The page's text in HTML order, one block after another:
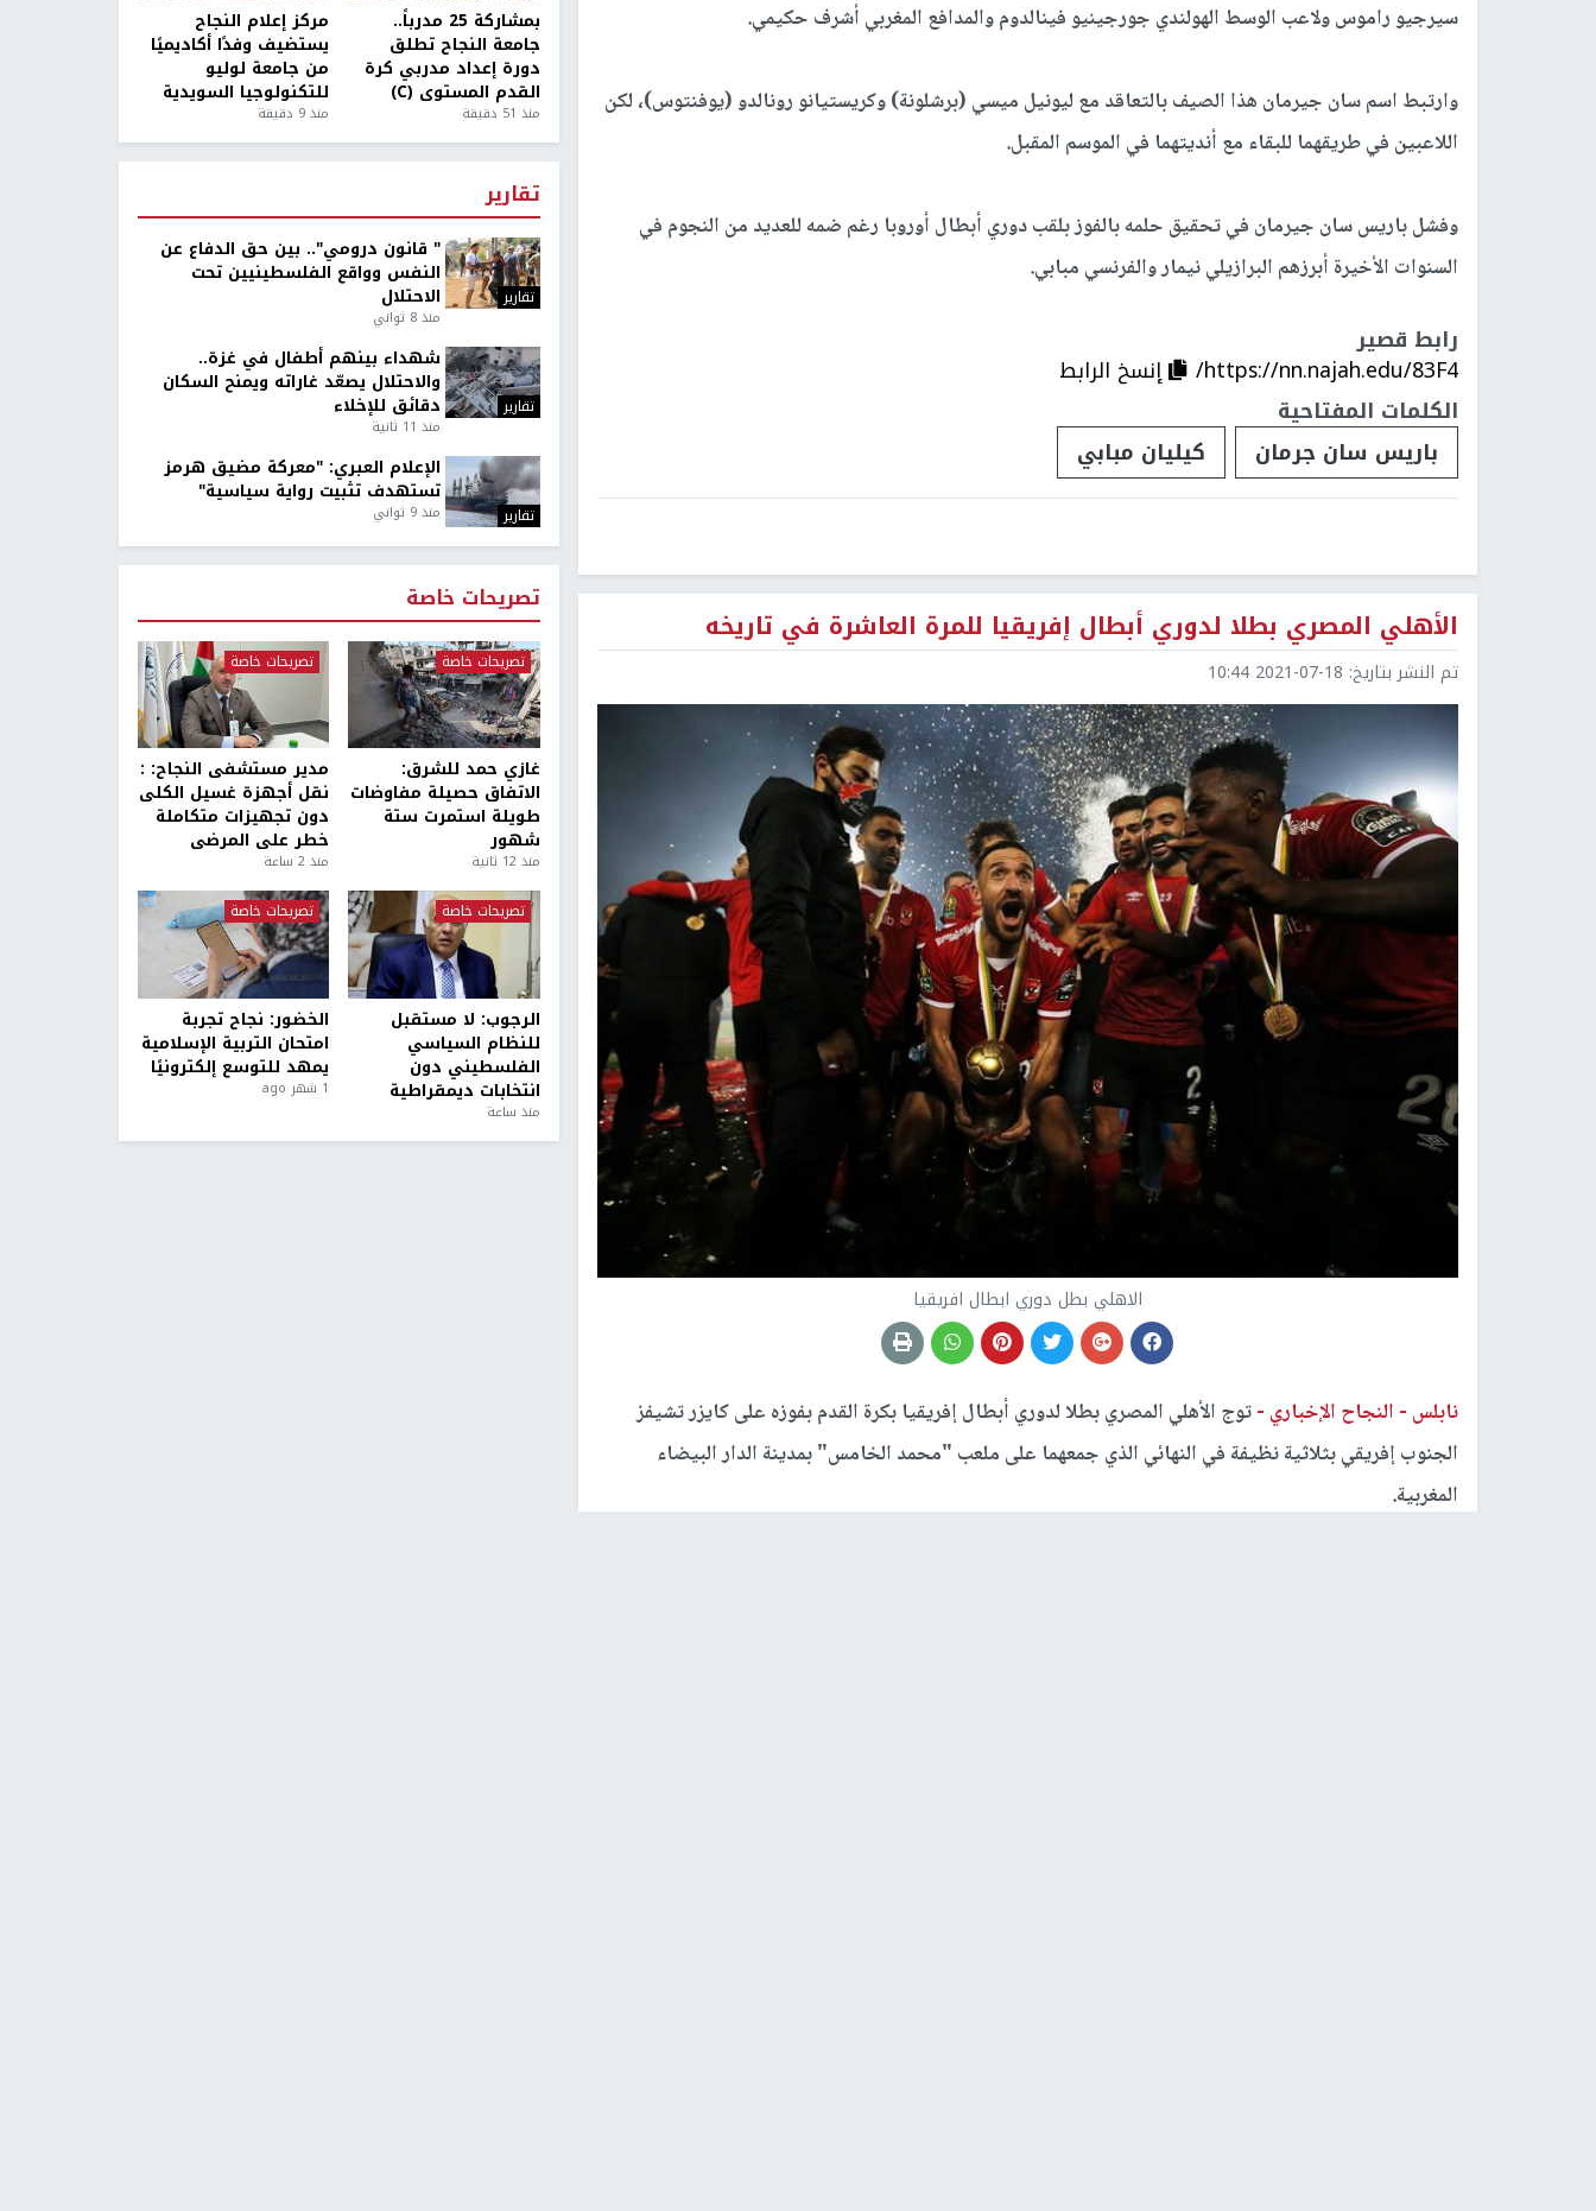
سيرجيو راموس ولاعب الوسط الهولندي جورجينيو فينالدوم والمدافع المغربي أشرف حكيمي.
وارتبط اسم سان جيرمان هذا الصيف بالتعاقد مع ليونيل ميسي (برشلونة) وكريستيانو رونالدو (يوفنتوس)، لكن
اللاعبين في طريقهما للبقاء مع أنديتهما في الموسم المقبل.
وفشل باريس سان جيرمان في تحقيق حلمه بالفوز بلقب دوري أبطال أوروبا رغم ضمه للعديد من النجوم في
السنوات الأخيرة أبرزهم البرازيلي نيمار والفرنسي مبابي.
رابط قصير
https://nn.najah.edu/83F4/
إنسخ الرابط
الكلمات المفتاحية
باريس سان جرمان
كيليان مبابي
الأهلي المصري بطلا لدوري أبطال إفريقيا للمرة العاشرة في تاريخه
تم النشر بتاريخ: 2021-07-18 10:44
الاهلي بطل دوري ابطال افريقيا
نابلس - النجاح الإخباري -توج الأهلي المصري بطلا لدوري أبطال إفريقيا بكرة القدم بفوزه على كايزر تشيفز
الجنوب إفريقي بثلاثية نظيفة في النهائي الذي جمعهما على ملعب "محمد الخامس" بمدينة الدار البيضاء
المغربية.
بمشاركة 25 مدرباً..
جامعة النجاح تطلق
دورة إعداد مدربي كرة
القدم المستوى (C)
منذ 51 دقيقة
مركز إعلام النجاح
يستضيف وفدًا أكاديميًا
من جامعة لوليو
للتكنولوجيا السويدية
منذ 9 دقيقة
تقارير
تقارير
" قانون درومي".. بين حق الدفاع عن
النفس وواقع الفلسطينيين تحت
الاحتلال
منذ 8 ثواني
تقارير
شهداء بينهم أطفال في غزة..
والاحتلال يصعّد غاراته ويمنح السكان
دقائق للإخلاء
منذ 11 ثانية
تقارير
الإعلام العبري: "معركة مضيق هرمز
تستهدف تثبيت رواية سياسية"
منذ 9 ثواني
تصريحات خاصة
تصريحات خاصة
غازي حمد للشرق:
الاتفاق حصيلة مفاوضات
طويلة استمرت ستة
شهور
منذ 12 ثانية
تصريحات خاصة
مدير مستشفى النجاح: :
نقل أجهزة غسيل الكلى
دون تجهيزات متكاملة
خطر على المرضى
منذ 2 ساعة
تصريحات خاصة
الرجوب: لا مستقبل
للنظام السياسي
الفلسطيني دون
انتخابات ديمقراطية
منذ ساعة
تصريحات خاصة
الخضور: نجاح تجربة
امتحان التربية الإسلامية
يمهد للتوسع إلكترونيًا
1 شهر ago